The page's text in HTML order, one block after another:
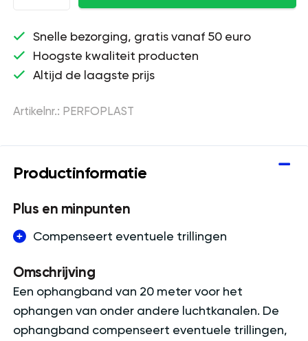
Snelle bezorging, gratis vanaf 50 euro
Hoogste kwaliteit producten
Altijd de laagste prijs
Artikelnr.: PERFOPLAST
Productinformatie
Plus en minpunten
Compenseert eventuele trillingen
Omschrijving
Een ophangband van 20 meter voor het
ophangen van onder andere luchtkanalen. De
ophangband compenseert eventuele trillingen,